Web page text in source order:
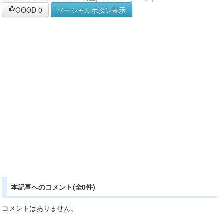
GOOD 0 ソーシャルボタン表示
本記事へのコメント(全0件)
コメントはありません。